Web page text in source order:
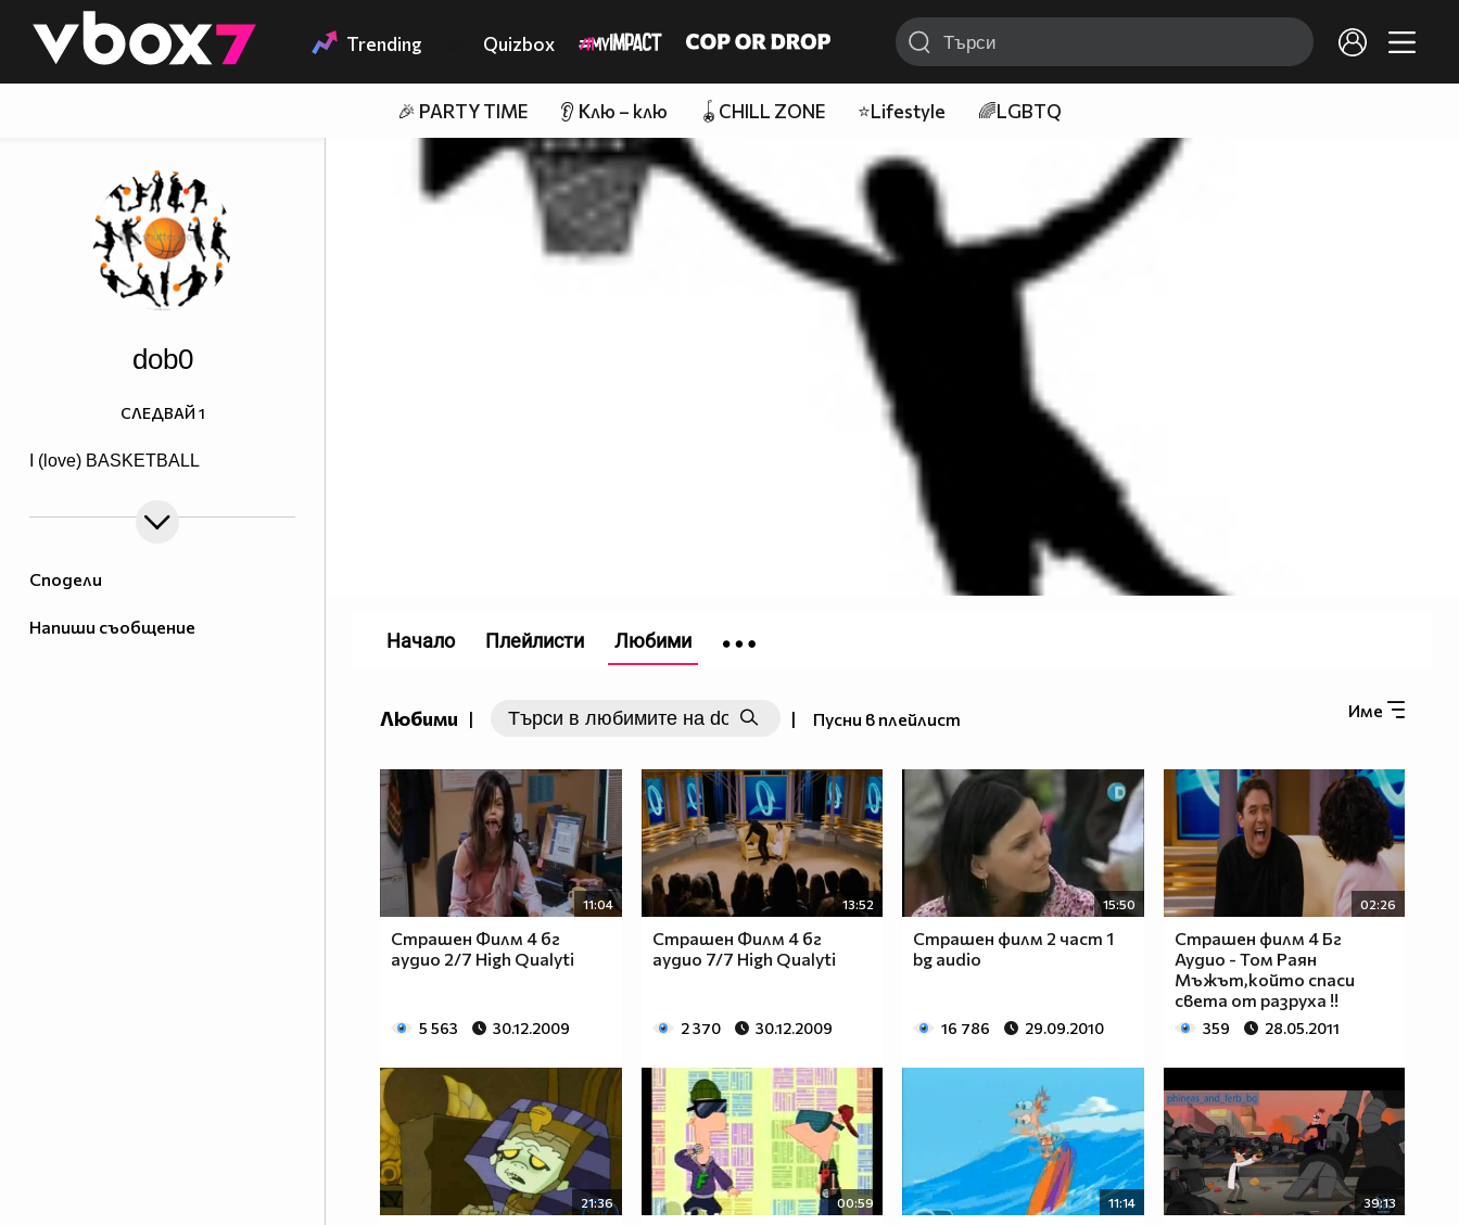
👾 Trending Quizbox
🎉 PARTY TIME 👂 Клю – клю 🪀CHILL ZONE ⭐Lifestyle 🌈LGBTQ
Сподели
Напиши съобщение
dob0
I (love) BASKETBALL
СЛЕДВАЙ 1
Любими | | Пусни в плейлист Име
11:04
Страшен Филм 4 бг
аудио 2/7 High Qualyti
5 563 30.12.2009
13:52
Страшен Филм 4 бг
аудио 7/7 High Qualyti
2 370 30.12.2009
15:50
Страшен филм 2 част 1
bg audio
16 786 29.09.2010
02:26
Страшен филм 4 Бг
Аудио - Том Раян
Мъжът,който спаси
света от разруха !!
359 28.05.2011
21:36 00:59 11:14 39:13
Начало Плейлисти Любими